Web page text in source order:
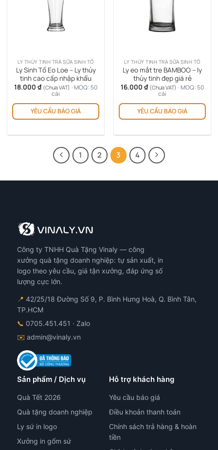
LY THỦY TINH TRÀ SỮA SINH TỐ
Ly Sinh Tố Eo Loe – Ly thủy
tinh cao cấp nhập khẩu
18.000 ₫ (Chưa VAT) · MOQ: 50
cái
YÊU CẦU BÁO GIÁ
LY THỦY TINH TRÀ SỮA SINH TỐ
Ly eo mắt tre BAMBOO – ly
thủy tinh đẹp giá rẻ
16.000 ₫ (Chưa VAT) · MOQ: 50
cái
YÊU CẦU BÁO GIÁ
1 2 3 4
Công ty TNHH Quà Tặng Vinaly — công
xưởng quà tặng doanh nghiệp: tự sản xuất, in
logo theo yêu cầu, giá tận xưởng, đáp ứng số
lượng cực lớn.
📍 42/25/18 Đường Số 9, P. Bình Hưng Hoà, Q. Bình Tân,
TP.HCM
📞 0705.451.451 · Zalo
✉️ admin@vinaly.vn
Sản phẩm / Dịch vụ
Quà Tết 2026
Quà tặng doanh nghiệp
Ly sứ in logo
Xưởng in gốm sứ
Hỗ trợ khách hàng
Yêu cầu báo giá
Điều khoản thanh toán
Chính sách trả hàng & hoàn
tiền